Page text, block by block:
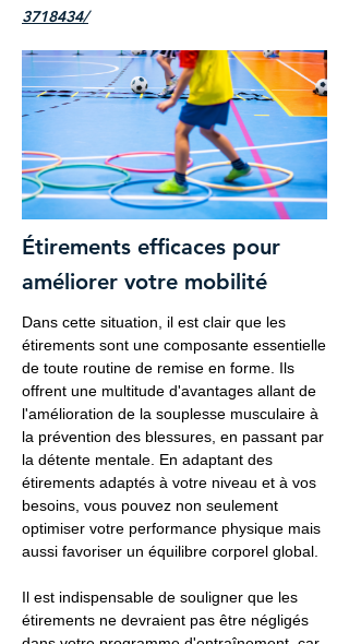
3718434/
Étirements efficaces pour
améliorer votre mobilité
Dans cette situation, il est clair que les
étirements sont une composante essentielle
de toute routine de remise en forme. Ils
offrent une multitude d'avantages allant de
l'amélioration de la souplesse musculaire à
la prévention des blessures, en passant par
la détente mentale. En adaptant des
étirements adaptés à votre niveau et à vos
besoins, vous pouvez non seulement
optimiser votre performance physique mais
aussi favoriser un équilibre corporel global.
Il est indispensable de souligner que les
étirements ne devraient pas être négligés